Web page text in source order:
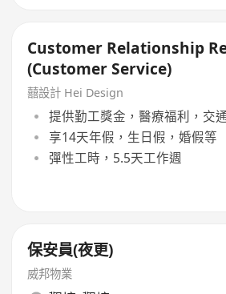
Customer Relationship
(Customer Service)
囍設計 Hei Design
提供勤工獎金，醫療福利，交
享14天年假，生日假，婚假等
彈性工時，5.5天工作週
保安員(夜更)
威邦物業